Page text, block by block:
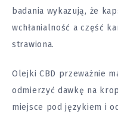
badania wykazują, że
wchłanialność a część
strawiona.
Olejki CBD przeważnie
odmierzyć dawkę na
miejsce pod językiem i